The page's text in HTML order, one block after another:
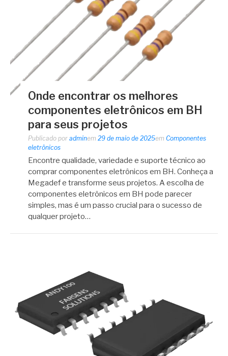
Onde encontrar os melhores
componentes eletrônicos em BH
para seus projetos
Publicado por adminem 29 de maio de 2025em Componentes
eletrônicos
Encontre qualidade, variedade e suporte técnico ao
comprar componentes eletrônicos em BH. Conheça a
Megadef e transforme seus projetos. A escolha de
componentes eletrônicos em BH pode parecer
simples, mas é um passo crucial para o sucesso de
qualquer projeto…